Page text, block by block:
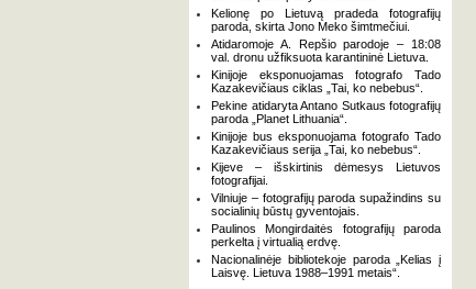
Kelionę po Lietuvą pradeda fotografijų
paroda, skirta Jono Meko šimtmečiui.
Atidaromoje A. Repšio parodoje – 18:08
val. dronu užfiksuota karantininė Lietuva.
Kinijoje eksponuojamas fotografo Tado
Kazakevičiaus ciklas „Tai, ko nebebus“.
Pekine atidaryta Antano Sutkaus fotografijų
paroda „Planet Lithuania“.
Kinijoje bus eksponuojama fotografo Tado
Kazakevičiaus serija „Tai, ko nebebus“.
Kijeve – išskirtinis dėmesys Lietuvos
fotografijai.
Vilniuje – fotografijų paroda supažindins su
socialinių būstų gyventojais.
Paulinos Mongirdaitės fotografijų paroda
perkelta į virtualią erdvę.
Nacionalinėje bibliotekoje paroda „Kelias į
Laisvę. Lietuva 1988–1991 metais“.